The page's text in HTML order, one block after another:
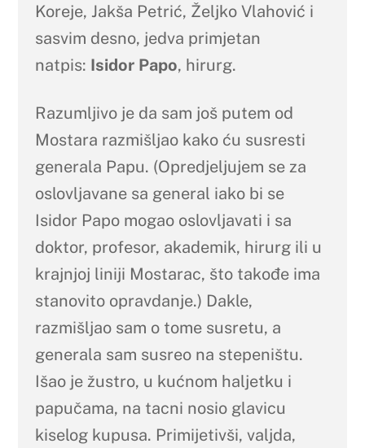
Koreje, Jakša Petrić, Željko Vlahović i
sasvim desno, jedva primjetan
natpis: Isidor Papo, hirurg.
Razumljivo je da sam još putem od
Mostara razmišljao kako ću susresti
generala Papu. (Opredjeljujem se za
oslovljavane sa general iako bi se
Isidor Papo mogao oslovljavati i sa
doktor, profesor, akademik, hirurg ili u
krajnjoj liniji Mostarac, što takođe ima
stanovito opravdanje.) Dakle,
razmišljao sam o tome susretu, a
generala sam susreo na stepeništu.
Išao je žustro, u kućnom haljetku i
papučama, na tacni nosio glavicu
kiselog kupusa. Primijetivši, valjda,